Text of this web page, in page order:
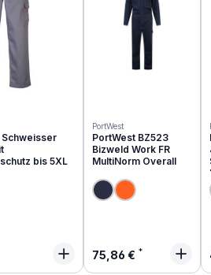
verfügbar.)
Schweisser
bis 5XL
PortWest
PortWest BZ523
Bizweld Work FR
MultiNorm Overall
Regulärer Preis:
75,86 €